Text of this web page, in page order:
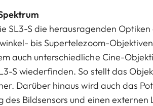
SL3-S die herausragenden
bis Supertelezoom-
auch unterschiedliche Cine-
S wiederfinden. So stellt das
Darüber hinaus wird auch das
des Bildsensors und einen